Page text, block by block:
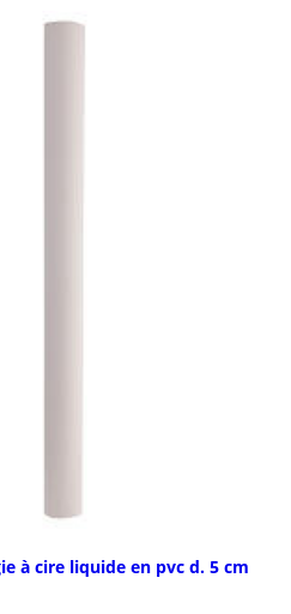
à cire liquide en pvc d. 5 cm